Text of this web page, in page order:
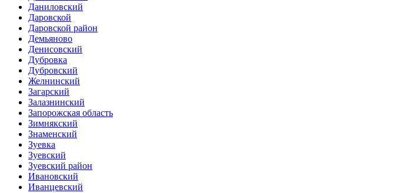
Даниловский
Даровской
Даровской район
Демьяново
Денисовский
Дубровка
Дубровский
Желнинский
Загарский
Залазнинский
Запорожская область
Зимнякский
Знаменский
Зуевка
Зуевский
Зуевский район
Ивановский
Иванцевский